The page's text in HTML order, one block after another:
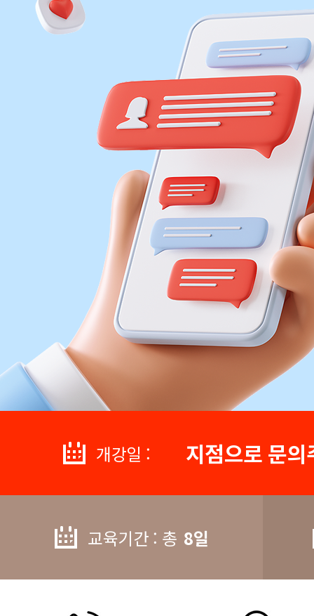
개강일 : 지점으로 문
교육기간 : 총 8일